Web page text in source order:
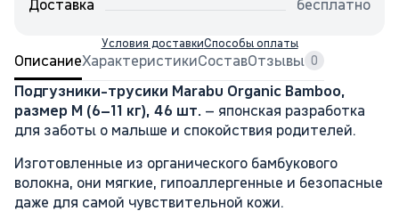
Доставка
бесплатно
Условия доставкиСпособы оплаты
ОписаниеХарактеристикиСоставОтзывы 0
Подгузники-трусики Marabu Organic Bamboo,
размер M (6–11 кг), 46 шт. – японская разработка
для заботы о малыше и спокойствия родителей.
Изготовленные из органического бамбукового
волокна, они мягкие, гипоаллергенные и безопасные
даже для самой чувствительной кожи.